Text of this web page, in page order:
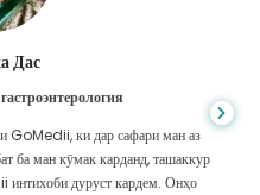
Дас
GoMedii, ки дар сафари ман аз
ба ман кӯмак карданд, ташаккур
дуруст кардем. Онҳо